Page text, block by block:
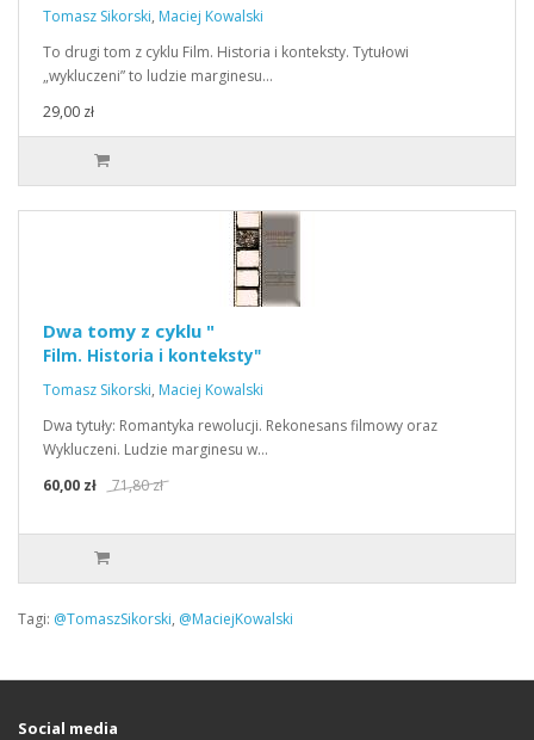
Tomasz Sikorski, Maciej Kowalski
To drugi tom z cyklu Film. Historia i konteksty. Tytułowi
„wykluczeni” to ludzie marginesu…
29,00 zł
Dwa tomy z cyklu "
Film. Historia i konteksty"
Tomasz Sikorski, Maciej Kowalski
Dwa tytuły: Romantyka rewolucji. Rekonesans filmowy oraz
Wykluczeni. Ludzie marginesu w…
60,00 zł
71,80 zł
Tagi: @TomaszSikorski, @MaciejKowalski
Social media